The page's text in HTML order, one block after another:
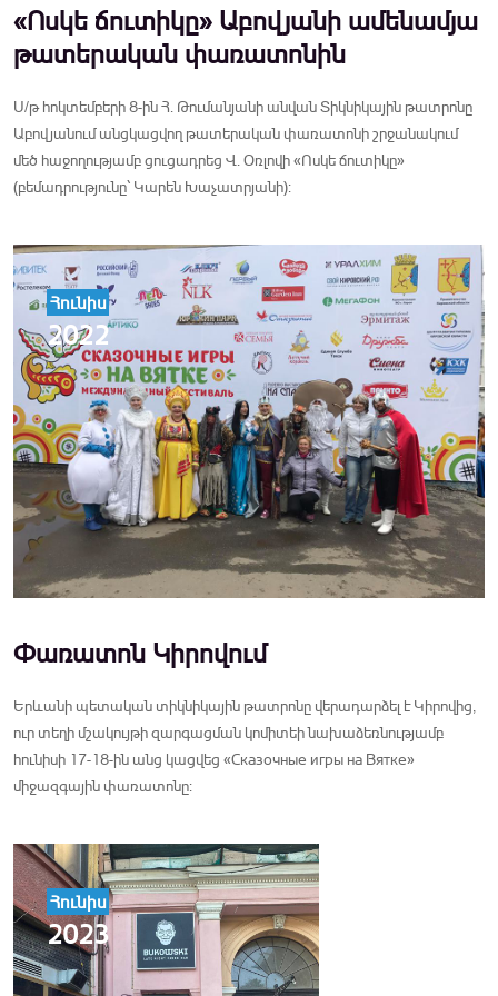
«Ոսկե ճուտիկը» Աբովյանի ամենամյա
թատերական փառատոնին
Ս/թ հոկտեմբերի 8-ին Հ. Թումանյանի անվան Տիկնիկային թատրոնը
Աբովյանում անցկացվող թատերական փառատոնի շրջանակում
մեծ հաջողությամբ ցուցադրեց Վ. Օռլովի «Ոսկե ճուտիկը»
(բեմադրությունը՝ Կարեն Խաչատրյանի):
Հունիս
2022
Փառատոն Կիրովում
Երևանի պետական տիկնիկային թատրոնը վերադարձել է Կիրովից,
ուր տեղի մշակույթի զարգացման կոմիտեի նախաձեռնությամբ
հունիսի 17-18-ին անց կացվեց «Сказочные игры на Вятке»
միջազգային փառատոնը:
Հունիս
2023